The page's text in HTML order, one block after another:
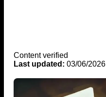
Content verified
Last updated: 03/06/2026